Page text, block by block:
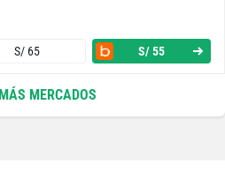
S/ 65 S/ 55
MERCADOS